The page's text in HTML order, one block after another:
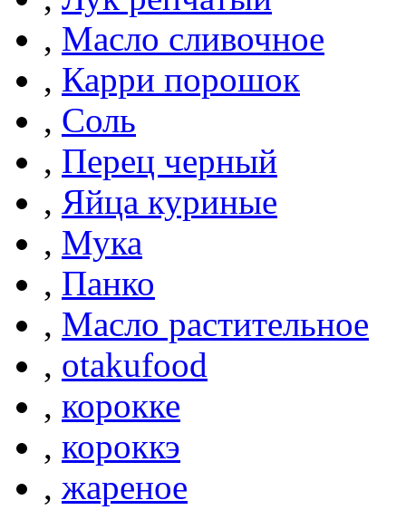
, Масло сливочное
, Карри порошок
, Соль
, Перец черный
, Яйца куриные
, Мука
, Панко
, Масло растительное
, otakufood
, корокке
, короккэ
, жареное